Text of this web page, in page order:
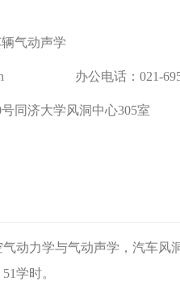
气动声学
办公电话： 021-
号同济大学风洞中心305室
动力学与气动声学，汽车风
学时。